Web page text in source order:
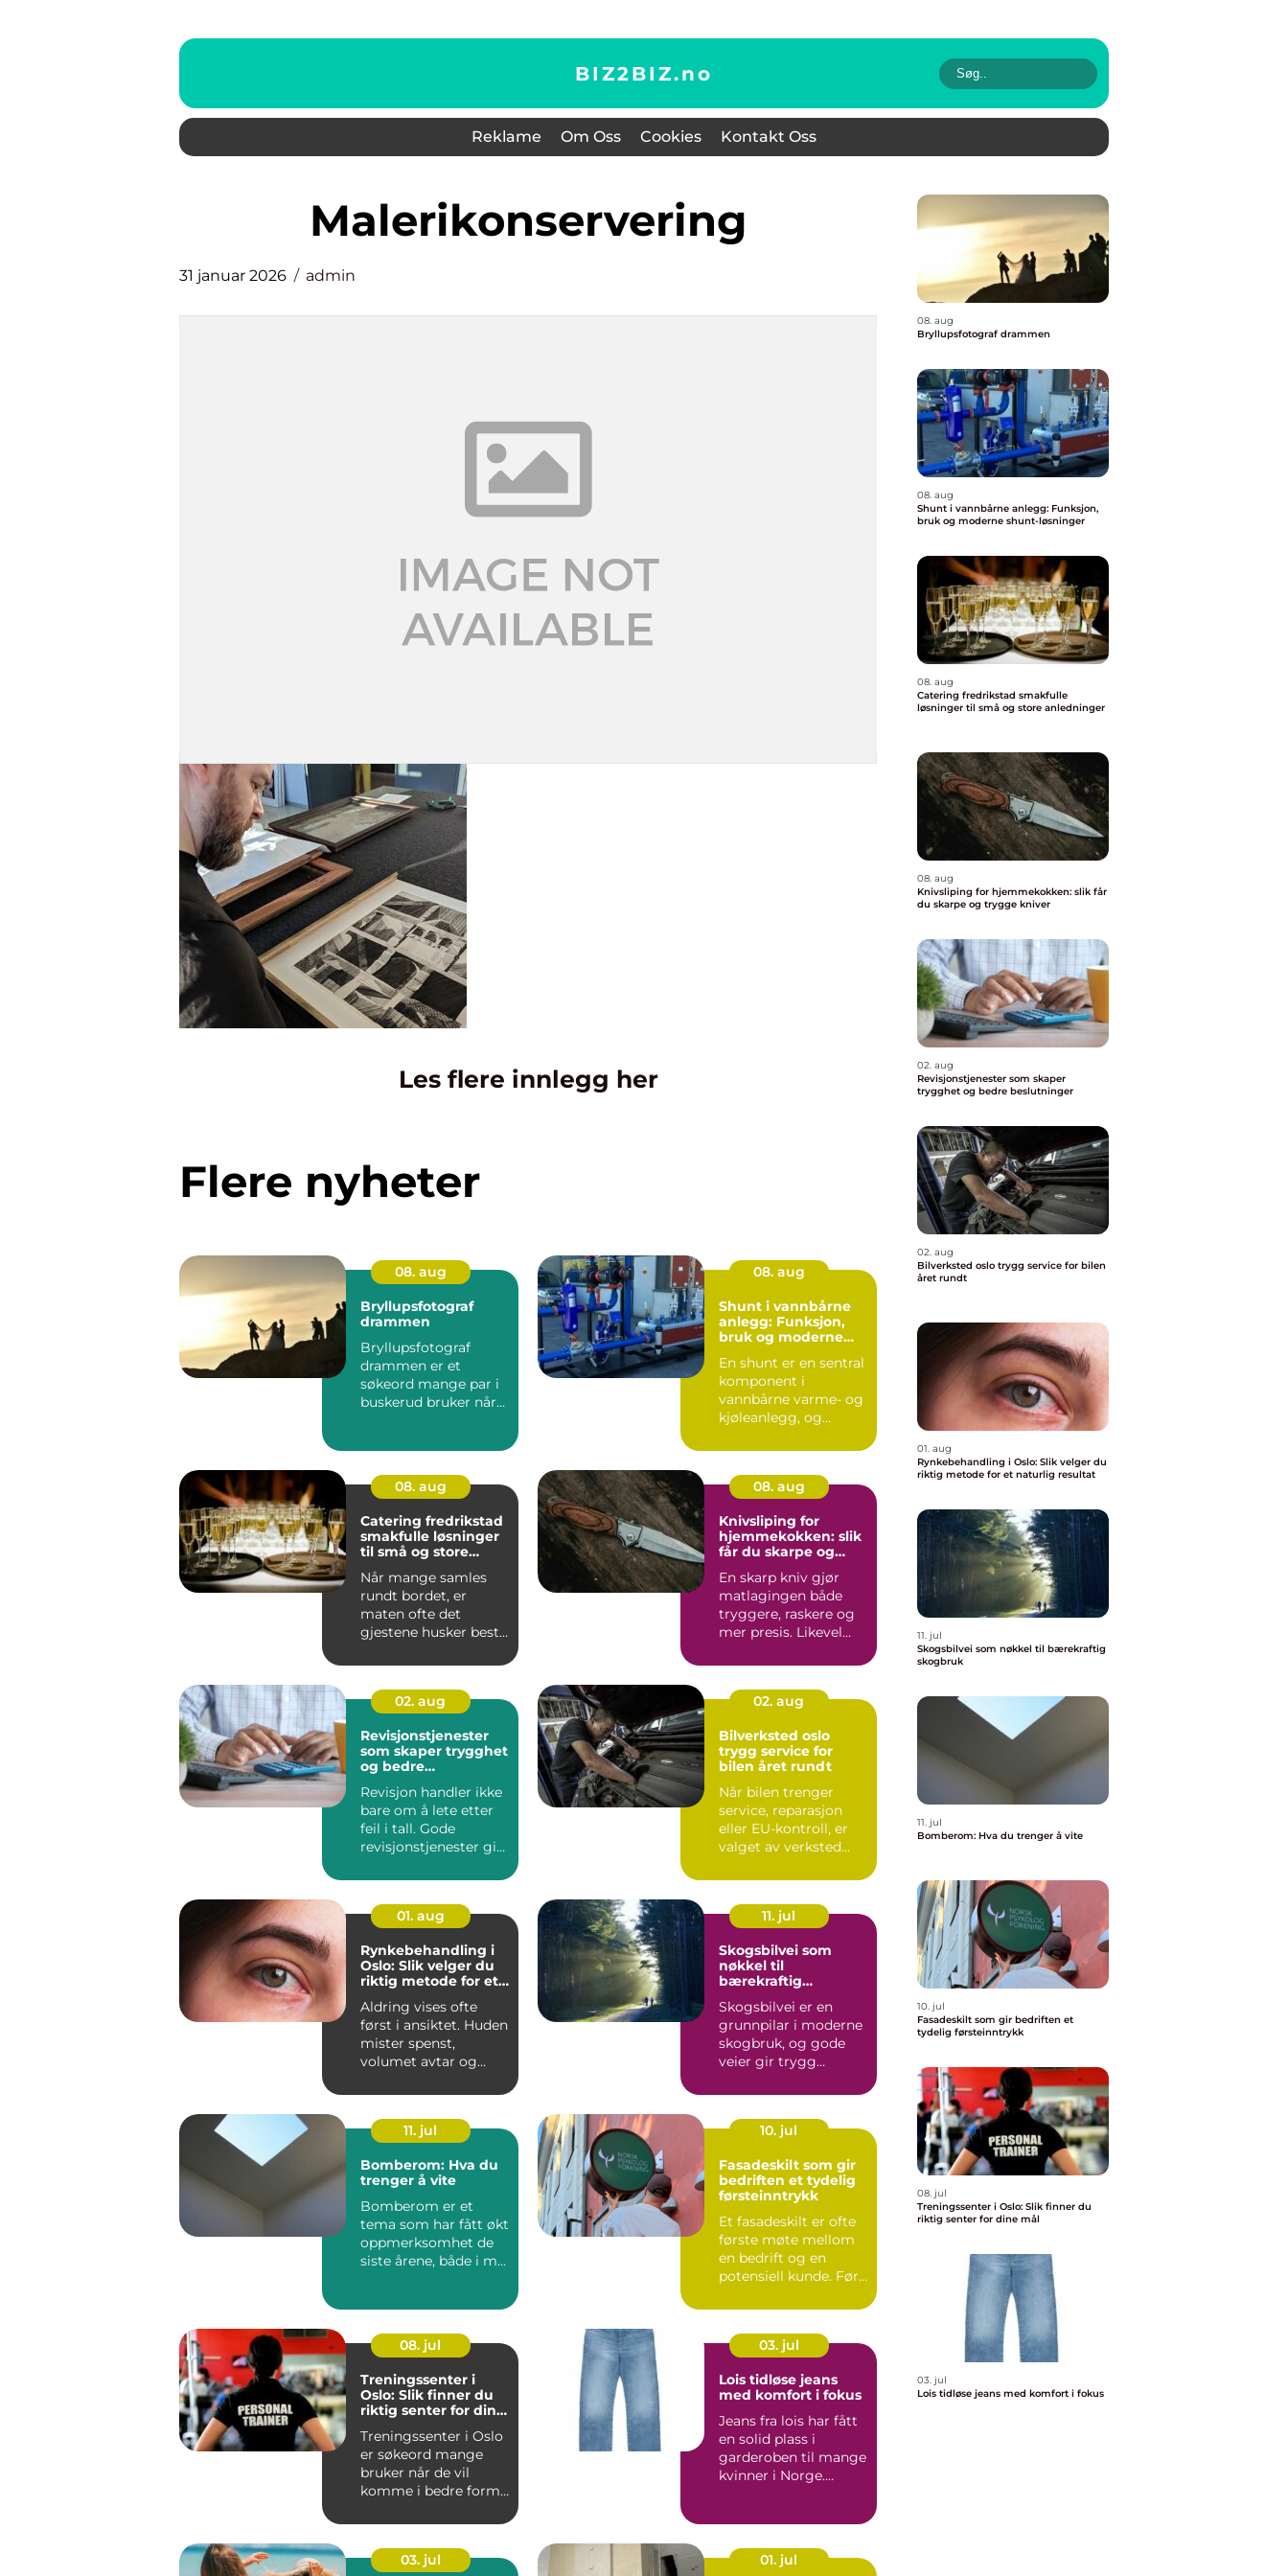
BIZ2BIZ.no
Reklame Om Oss Cookies Kontakt Oss
malerikonservering
31 januar 2026 admin
Les flere innlegg her
Flere nyheter
08. aug
Bryllupsfotograf
drammen
Bryllupsfotograf
drammen er et
søkeord mange par i
buskerud bruker når
08. aug
Shunt i vannbårne
anlegg: Funksjon,
bruk og moderne
En shunt er en sentral
komponent i
vannbårne varme- og
kjøleanlegg, og
08. aug
Catering fredrikstad
smakfulle løsninger
til små og store
Når mange samles
rundt bordet, er
maten ofte det
gjestene husker best.
etter...
08. aug
Knivsliping for
hjemmekokken: slik
får du skarpe og
En skarp kniv gjør
matlagingen både
tryggere, raskere og
mer presis. Likevel
med slø...
02. aug
Revisjonstjenester
som skaper trygghet
og bedre
Revisjon handler ikke
bare om å lete etter
feil i tall. Gode
revisjonstjenester gir
02. aug
Bilverksted oslo
trygg service for
bilen året rundt
Når bilen trenger
service, reparasjon
eller EU-kontroll, er
valget av verksted
s...
01. aug
Rynkebehandling i
Oslo: Slik velger du
riktig metode for et
Aldring vises ofte
først i ansiktet. Huden
mister spenst,
volumet avtar og
11. jul
Skogsbilvei som
nøkkel til
bærekraftig
Skogsbilvei er en
grunnpilar i moderne
skogbruk, og gode
veier gir trygg
kostnader...
11. jul
Bomberom: Hva du
trenger å vite
Bomberom er et
tema som har fått økt
oppmerksomhet de
siste årene, både i m...
10. jul
Fasadeskilt som gir
bedriften et tydelig
førsteinntrykk
Et fasadeskilt er ofte
første møte mellom
en bedrift og en
potensiell kunde. Før
08. jul
Treningssenter i
Oslo: Slik finner du
riktig senter for dine
Treningssenter i Oslo
er søkeord mange
bruker når de vil
komme i bedre form,
03. jul
Lois tidløse jeans
med komfort i fokus
Jeans fra lois har fått
en solid plass i
garderoben til mange
kvinner i Norge.
03. jul
01. jul
08. aug
Bryllupsfotograf drammen
08. aug
Shunt i vannbårne anlegg: Funksjon,
bruk og moderne shunt-løsninger
08. aug
Catering fredrikstad smakfulle
løsninger til små og store anledninger
08. aug
Knivsliping for hjemmekokken: slik får
du skarpe og trygge kniver
02. aug
Revisjonstjenester som skaper
trygghet og bedre beslutninger
02. aug
Bilverksted oslo trygg service for bilen
året rundt
01. aug
Rynkebehandling i Oslo: Slik velger du
riktig metode for et naturlig resultat
11. jul
Skogsbilvei som nøkkel til bærekraftig
skogbruk
11. jul
Bomberom: Hva du trenger å vite
10. jul
Fasadeskilt som gir bedriften et
tydelig førsteinntrykk
08. jul
Treningssenter i Oslo: Slik finner du
riktig senter for dine mål
03. jul
Lois tidløse jeans med komfort i fokus